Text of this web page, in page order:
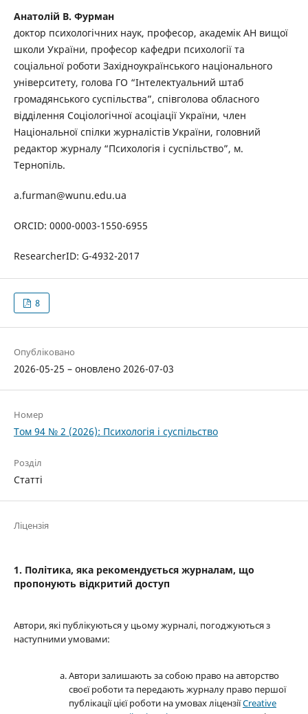
Анатолій В. Фурман
доктор психологічних наук, професор, академік АН вищої
школи України, професор кафедри психології та
соціальної роботи Західноукраїнського національного
університету, голова ГО “Інтелектуальний штаб
громадянського суспільства”, співголова обласного
відділення Соціологічної асоціації України, член
Національної спілки журналістів України, головний
редактор журналу “Психологія і суспільство”, м.
Тернопіль.
a.furman@wunu.edu.ua
ORCID: 0000-0003-1550-6955
ResearcherID: G-4932-2017
8
Опубліковано
2026-05-25 – оновлено 2026-07-03
Номер
Том 94 № 2 (2026): Психологія і суспільство
Розділ
Статті
Ліцензія
1. Політика, яка рекомендується журналам, що
пропонують відкритий доступ
Автори, які публікуються у цьому журналі, погоджуються з
наступними умовами:
Автори залишають за собою право на авторство
своєї роботи та передають журналу право першої
публікації цієї роботи на умовах ліцензіїCreative